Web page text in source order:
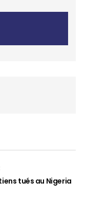
tués au Nigeria